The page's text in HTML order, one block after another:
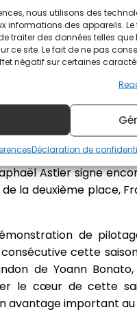
nous utilisons des
informations des appareils.
traiter des données telles
ce site. Le fait de ne pas
négatif sur certaines
Déclaration de
séparent les
à 27 secondes de
à la Porsche 911,
les deux ne sont
de trois spéciales
boucle, Astier
cette deuxième
devant et creuse
Astier signe
la deuxième place,
de
cette
de Yoann
le cœur de cette
avantage important